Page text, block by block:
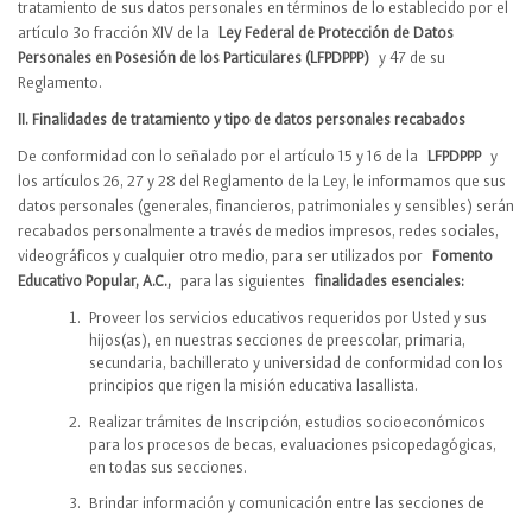
tratamiento de sus datos personales en términos de lo establecido por el
artículo 3o fracción XIV de la
Ley Federal de Protección de Datos
Personales en Posesión de los Particulares (LFPDPPP) y 47 de su
Reglamento.
II. Finalidades de tratamiento y tipo de datos personales recabados
De conformidad con lo señalado por el artículo 15 y 16 de la LFPDPPPy
los artículos 26, 27 y 28 del Reglamento de la Ley, le informamos que sus
datos personales (generales, financieros, patrimoniales y sensibles) serán
recabados personalmente a través de medios impresos, redes sociales,
videográficos y cualquier otro medio, para ser utilizados por
Fomento
Educativo Popular, A.C., para las siguientes finalidades esenciales:
Proveer los servicios educativos requeridos por Usted y sus
hijos(as), en nuestras secciones de preescolar, primaria,
secundaria, bachillerato y universidad de conformidad con los
principios que rigen la misión educativa lasallista.
Realizar trámites de Inscripción, estudios socioeconómicos
para los procesos de becas, evaluaciones psicopedagógicas,
en todas sus secciones.
Brindar información y comunicación entre las secciones de